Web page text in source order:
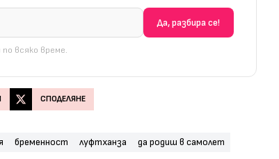
всяко време.
СПОДЕЛЯНЕ
бременност луфтханза да родиш в самолет